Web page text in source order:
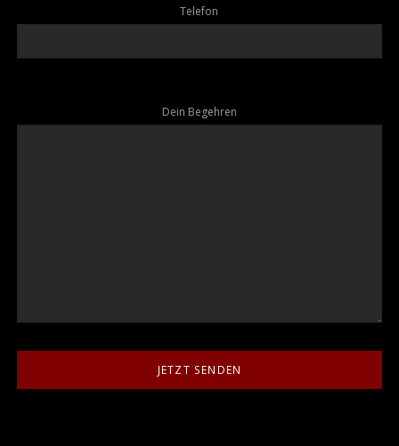
Telefon
Dein Begehren
JETZT SENDEN